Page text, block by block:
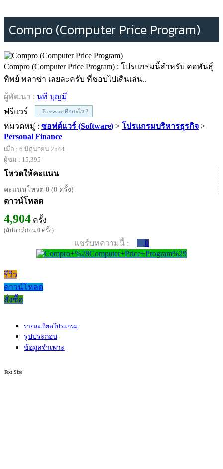
Compro (Computer Price Program)
Compro (Computer Price Program) : โปรแกรมนี้สำหรับ คอพันธุ์
ทิพย์ พลาซ่า เลยละครับ ที่ชอบไปเดินเล่น..
ผู้พัฒนา : นที บุญมี
ฟรีแวร์
Freeware คืออะไร ?
หมวดหมู่ : ซอฟต์แวร์ (Software) > โปรแกรมบริหารธุรกิจ >
Personal Finance
เมื่อ : 6 มิถุนายน 2544
ผู้ชม : 15,395
โหวตให้คะแนน
คะแนนโหวต 0 (0 ครั้ง)
ดาวน์โหลด
4,904 ครั้ง
(สัปดาห์ก่อน 0 ครั้ง)
แชร์บทความนี้ : 0
รีวิว
ดาวน์โหลด
สั่งซื้อ
รายละเอียดโปรแกรม
รูปประกอบ
ข้อมูลจำเพาะ
Text Size